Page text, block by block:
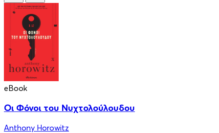
eBook
Οι Φόνοι του Νυχτολούλουδου
Anthony Horowitz